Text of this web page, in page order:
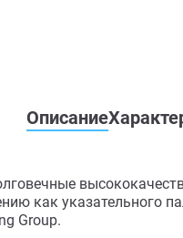
Описание
как указательного
Group.